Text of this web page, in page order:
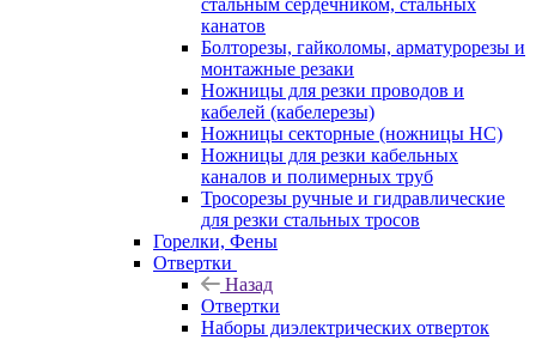
стальным сердечником, стальных
канатов
Болторезы, гайколомы, арматурорезы и
монтажные резаки
Ножницы для резки проводов и
кабелей (кабелерезы)
Ножницы секторные (ножницы НС)
Ножницы для резки кабельных
каналов и полимерных труб
Тросорезы ручные и гидравлические
для резки стальных тросов
Горелки, Фены
Отвертки
Назад
Отвертки
Наборы диэлектрических отверток